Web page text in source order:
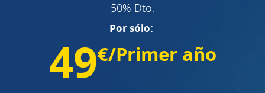
50% Dto.
Por sólo:
49€/Primer año